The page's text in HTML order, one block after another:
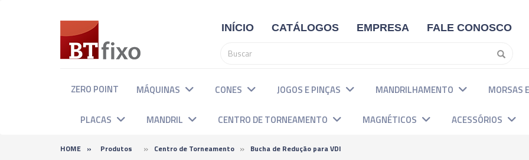
INÍCIO CATÁLOGOS EMPRESA FALE CONOSCO
ZERO POINT MÁQUINAS CONES JOGOS E PINÇAS MANDRILHAMENTO MORSAS
PLACAS MANDRIL CENTRO DE TORNEAMENTO MAGNÉTICOS ACESSÓRIOS
HOME » Produtos » Centro de Torneamento » Bucha de Redução para VDI